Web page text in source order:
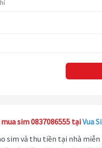
sim 0837086555 tạiVua
sim và thu tiền tại nhà